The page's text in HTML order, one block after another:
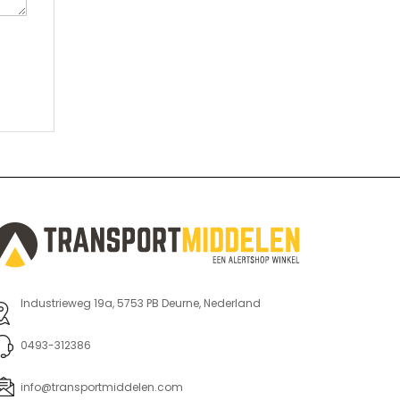
Industrieweg 19a, 5753 PB Deurne, Nederland
0493-312386
info@transportmiddelen.com